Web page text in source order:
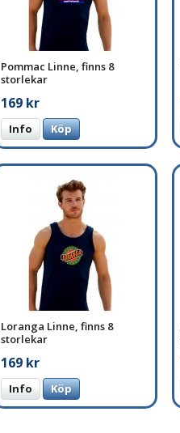
Pommac Linne, finns 8
storlekar
169 kr
Info Köp
Loranga Linne, finns 8
storlekar
169 kr
Info Köp